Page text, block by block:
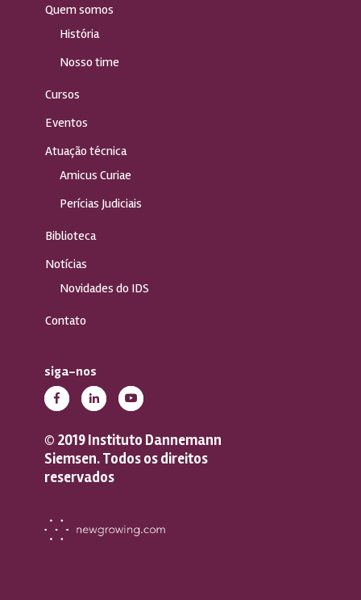
Quem somos
História
Nosso time
Cursos
Eventos
Atuação técnica
Amicus Curiae
Perícias Judiciais
Biblioteca
Notícias
Novidades do IDS
Contato
siga-nos
© 2019 Instituto Dannemann
Siemsen. Todos os direitos
reservados